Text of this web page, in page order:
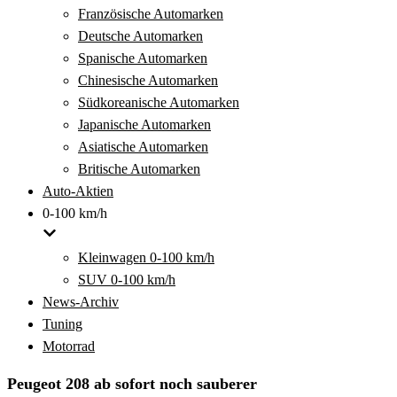
Französische Automarken
Deutsche Automarken
Spanische Automarken
Chinesische Automarken
Südkoreanische Automarken
Japanische Automarken
Asiatische Automarken
Britische Automarken
Auto-Aktien
0-100 km/h
Kleinwagen 0-100 km/h
SUV 0-100 km/h
News-Archiv
Tuning
Motorrad
Peugeot 208 ab sofort noch sauberer